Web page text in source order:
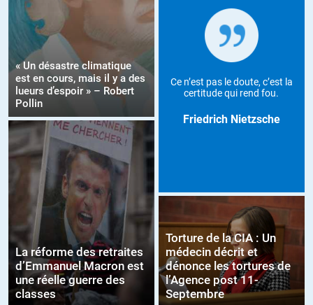
« Un désastre climatique
est en cours, mais il y a des
lueurs d’espoir » – Robert
Pollin
La réforme des retraites
d’Emmanuel Macron est
une réelle guerre des
classes
Ce n’est pas le doute, c’est la
certitude qui rend fou.
Friedrich Nietzsche
Torture de la CIA : Un
médecin décrit et
dénonce les tortures de
l’Agence post 11-
Septembre